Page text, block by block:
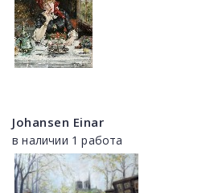
Johansen Einar
в наличии 1 работа